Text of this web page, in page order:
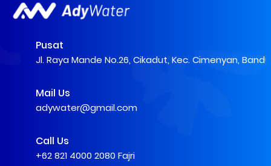
Pusat
Jl. Raya Mande No.26, Cikadut, Kec. Cimenyan,
Mail Us
adywater@gmail.com
Call Us
+62 821 4000 2080 Fajri